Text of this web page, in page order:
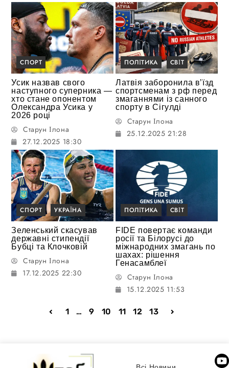
СПОРТ
Усик назвав свого
наступного суперника —
хто стане опонентом
Олександра Усика у
2026 році
Старун Ілона
27.12.2025 18:30
ПОЛІТИКА СВІТ
Латвія заборонила в’їзд
спортсменам з рф перед
змаганнями із санного
спорту в Сігулді
Старун Ілона
25.12.2025 21:28
СПОРТ УКРАЇНА
Зеленський скасував
державні стипендії
Бубці та Клочковій
Старун Ілона
17.12.2025 22:30
ПОЛІТИКА СВІТ
FIDE повертає команди
росії та Білорусі до
міжнародних змагань по
шахах: рішення
Генасамблеї
Старун Ілона
15.12.2025 11:53
1 … 9 10 11 12 13